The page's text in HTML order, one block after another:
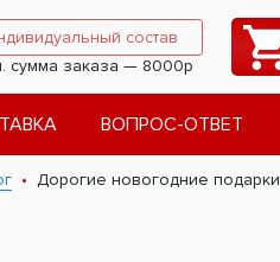
состав
сумма заказа — 8000р
ВОПРОС-ОТВЕТ
Дорогие новогодние подарки